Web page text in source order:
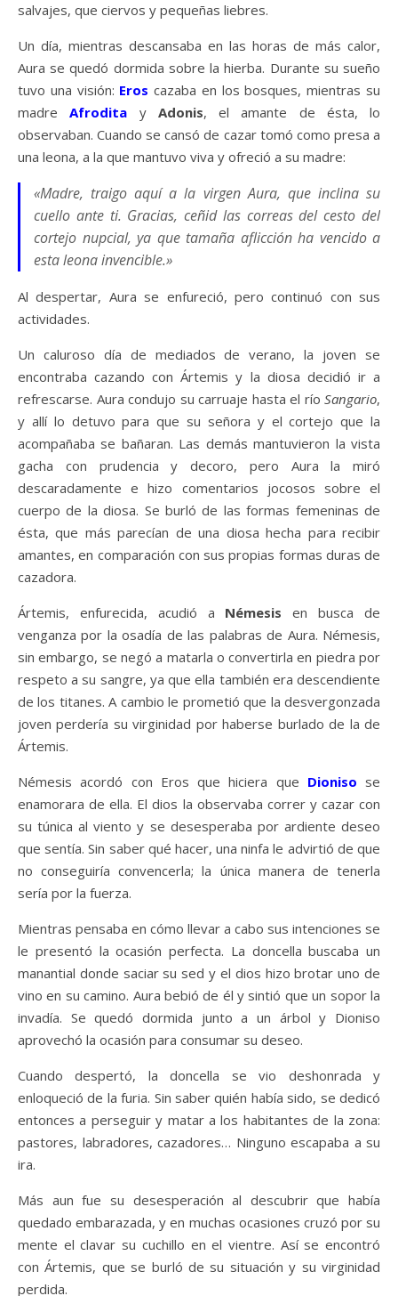
salvajes, que ciervos y pequeñas liebres.
Un día, mientras descansaba en las horas de más calor,
Aura se quedó dormida sobre la hierba. Durante su sueño
tuvo una visión: Eros cazaba en los bosques, mientras su
madreAfrodita y Adonis, el amante de ésta, lo
observaban. Cuando se cansó de cazar tomó como presa a
una leona, a la que mantuvo viva y ofreció a su madre:
«Madre, traigo aquí a la virgen Aura, que inclina su
cuello ante ti. Gracias, ceñid las correas del cesto del
cortejo nupcial, ya que tamaña aflicción ha vencido a
esta leona invencible.»
Al despertar, Aura se enfureció, pero continuó con sus
actividades.
Un caluroso día de mediados de verano, la joven se
encontraba cazando con Ártemis y la diosa decidió ir a
refrescarse. Aura condujo su carruaje hasta el río Sangario,
y allí lo detuvo para que su señora y el cortejo que la
acompañaba se bañaran. Las demás mantuvieron la vista
gacha con prudencia y decoro, pero Aura la miró
descaradamente e hizo comentarios jocosos sobre el
cuerpo de la diosa. Se burló de las formas femeninas de
ésta, que más parecían de una diosa hecha para recibir
amantes, en comparación con sus propias formas duras de
cazadora.
Ártemis, enfurecida, acudió a Némesis en busca de
venganza por la osadía de las palabras de Aura. Némesis,
sin embargo, se negó a matarla o convertirla en piedra por
respeto a su sangre, ya que ella también era descendiente
de los titanes. A cambio le prometió que la desvergonzada
joven perdería su virginidad por haberse burlado de la de
Ártemis.
Némesis acordó con Eros que hiciera que Dioniso se
enamorara de ella. El dios la observaba correr y cazar con
su túnica al viento y se desesperaba por ardiente deseo
que sentía. Sin saber qué hacer, una ninfa le advirtió de que
no conseguiría convencerla; la única manera de tenerla
sería por la fuerza.
Mientras pensaba en cómo llevar a cabo sus intenciones se
le presentó la ocasión perfecta. La doncella buscaba un
manantial donde saciar su sed y el dios hizo brotar uno de
vino en su camino. Aura bebió de él y sintió que un sopor la
invadía. Se quedó dormida junto a un árbol y Dioniso
aprovechó la ocasión para consumar su deseo.
Cuando despertó, la doncella se vio deshonrada y
enloqueció de la furia. Sin saber quién había sido, se dedicó
entonces a perseguir y matar a los habitantes de la zona:
pastores, labradores, cazadores… Ninguno escapaba a su
ira.
Más aun fue su desesperación al descubrir que había
quedado embarazada, y en muchas ocasiones cruzó por su
mente el clavar su cuchillo en el vientre. Así se encontró
con Ártemis, que se burló de su situación y su virginidad
perdida.